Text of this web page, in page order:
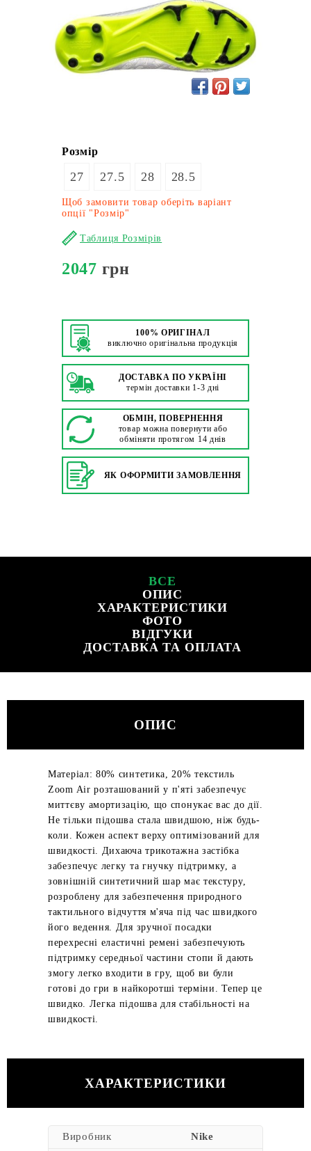
Розмір
27 27.5 28 28.5
Щоб замовити товар оберіть варіант
опції "Розмір"
Таблиця Розмірів
2047 грн
100% ОРИГІНАЛ
виключно оригінальна продукція
ДОСТАВКА ПО УКРАЇНІ
термін доставки 1-3 дні
ОБМІН, ПОВЕРНЕННЯ
товар можна повернути або
обміняти протягом 14 днів
ЯК ОФОРМИТИ ЗАМОВЛЕННЯ
ВСЕ
ОПИС
ХАРАКТЕРИСТИКИ
ФОТО
ВІДГУКИ
ДОСТАВКА ТА ОПЛАТА
ОПИС
Матеріал: 80% синтетика, 20% текстиль
Zoom Air розташований у п'яті забезпечує
миттєву амортизацію, що спонукає вас до дії.
Не тільки підошва стала швидшою, ніж будь-
коли. Кожен аспект верху оптимізований для
швидкості. Дихаюча трикотажна застібка
забезпечує легку та гнучку підтримку, а
зовнішній синтетичний шар має текстуру,
розроблену для забезпечення природного
тактильного відчуття м'яча під час швидкого
його ведення. Для зручної посадки
перехресні еластичні ремені забезпечують
підтримку середньої частини стопи й дають
змогу легко входити в гру, щоб ви були
готові до гри в найкоротші терміни. Тепер це
швидко. Легка підошва для стабільності на
швидкості.
ХАРАКТЕРИСТИКИ
Виробник Nike